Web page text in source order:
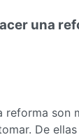
una
reforma son
De